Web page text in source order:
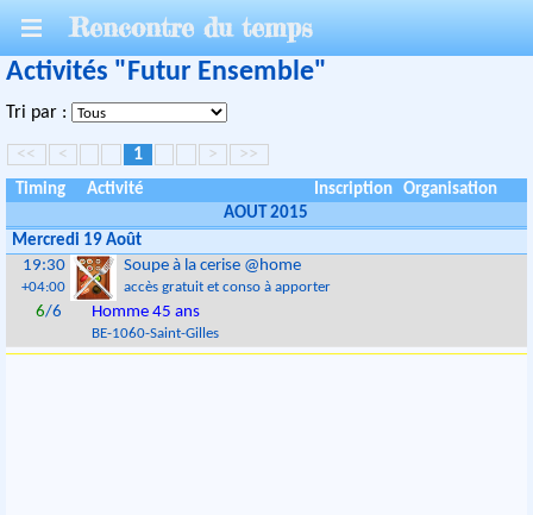
Rencontre du temps
Activités "Futur Ensemble"
Tri par :
<< < 1 > >>
Timing Activité Inscription
Organisation
AOUT 2015
Mercredi 19 Août
19:30
+04:00
Soupe à la cerise @home
accès gratuit et conso à apporter
6/6 Homme 45 ans
BE-1060-Saint-Gilles